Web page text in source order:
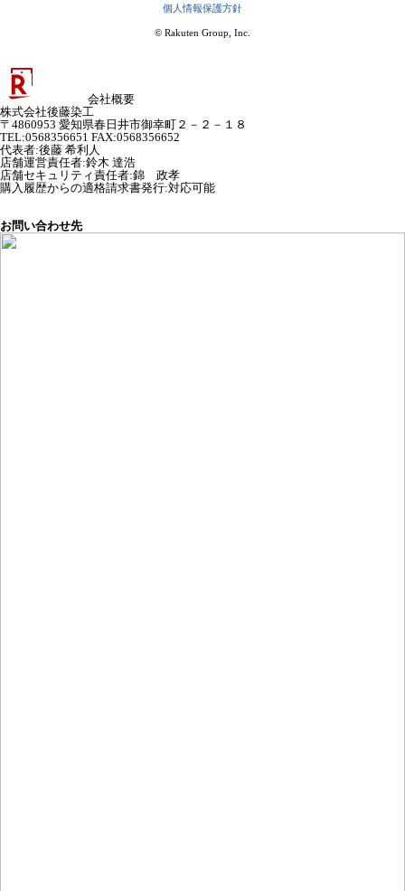
個人情報保護方針
© Rakuten Group, Inc.
会社概要
株式会社後藤染工
〒4860953 愛知県春日井市御幸町２－２－１８
TEL:0568356651 FAX:0568356652
代表者:後藤 希利人
店舗運営責任者:鈴木 達浩
店舗セキュリティ責任者:錦 政孝
購入履歴からの適格請求書発行:対応可能
お問い合わせ先